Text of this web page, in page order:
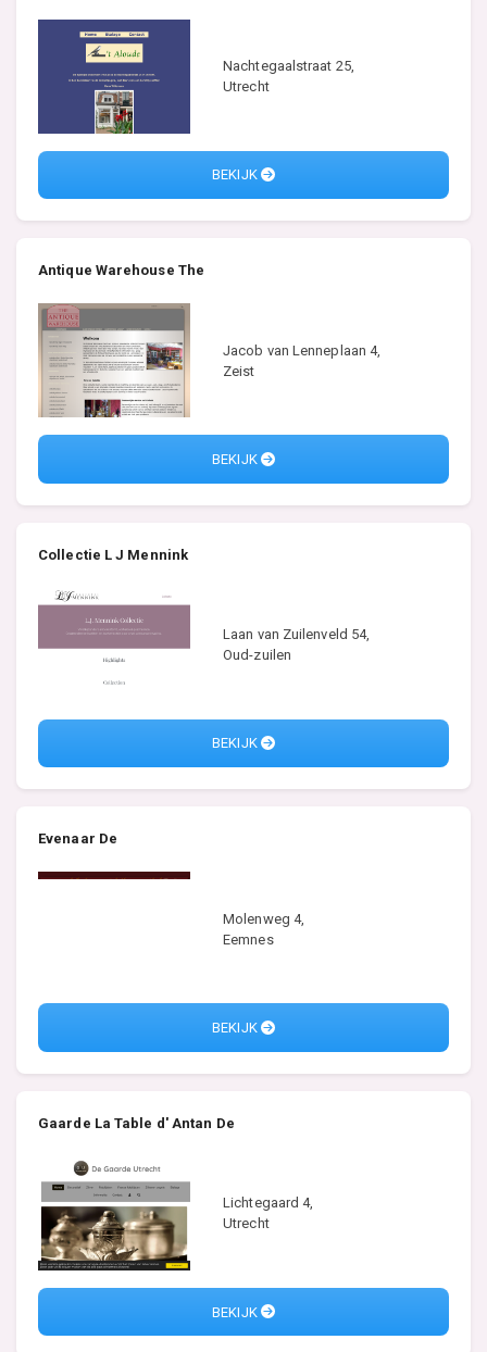
Nachtegaalstraat 25,
Utrecht
BEKIJK
Antique Warehouse The
Jacob van Lenneplaan 4,
Zeist
BEKIJK
Collectie L J Mennink
Laan van Zuilenveld 54,
Oud-zuilen
BEKIJK
Evenaar De
Molenweg 4,
Eemnes
BEKIJK
Gaarde La Table d' Antan De
Lichtegaard 4,
Utrecht
BEKIJK